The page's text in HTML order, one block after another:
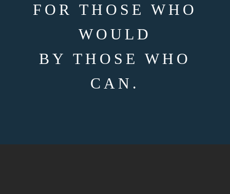
FOR THOSE WHO
WOULD
BY THOSE WHO
CAN.